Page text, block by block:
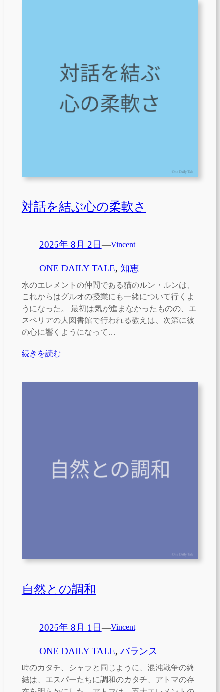
対話を結ぶ心の柔軟さ
2026年 8月 2日—Vincent|
ONE DAILY TALE, 知恵
水のエレメントの仲間である猫のルン・ルンは、
これからはグルオの授業にも一緒について行くよ
うになった。 最初は気が進まなかったものの、エ
スペリアの大図書館で行われる教えは、次第に彼
の心に響くようになって…
続きを読む
自然との調和
2026年 8月 1日—Vincent|
ONE DAILY TALE, バランス
時のカタチ、シャラと同じように、混沌戦争の終
結は、エスパーたちに調和のカタチ、アトマの存